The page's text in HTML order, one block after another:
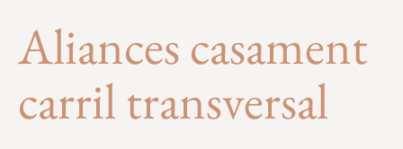
Aliances casament
carril transversal